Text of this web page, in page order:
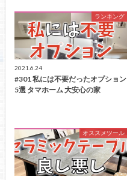
ランキング
2021.6.24
#301 私には不要だったオプション
5選 タマホーム 大安心の家
オススメツール